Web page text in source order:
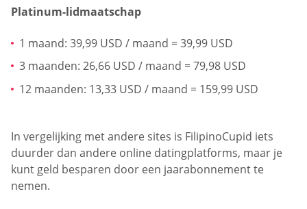
Platinum-lidmaatschap
1 maand: 39,99 USD / maand = 39,99 USD
3 maanden: 26,66 USD / maand = 79,98 USD
12 maanden: 13,33 USD / maand = 159,99 USD
In vergelijking met andere sites is FilipinoCupid iets
duurder dan andere online datingplatforms, maar je
kunt geld besparen door een jaarabonnement te
nemen.